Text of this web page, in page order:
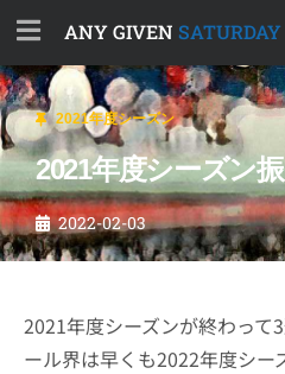
ANY GIVEN SATURDAY
2021年度シーズン
2021年度シーズン
2022-02-03
2021年度シーズンが終わって
ール界は早くも2022年度シ